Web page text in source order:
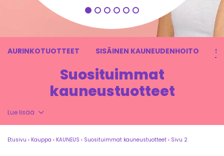
AURINKOTUOTTEET SISÄINEN KAUNEUDENHOITO
Suosituimmat
kauneustuotteet
Lue lisää
Etusivu › Kauppa › KAUNEUS › Suosituimmat kauneustuotteet › Sivu 2